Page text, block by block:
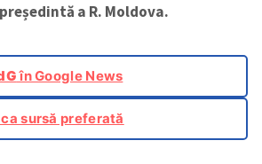
a R. Moldova.
în Google News
ca sursă preferată